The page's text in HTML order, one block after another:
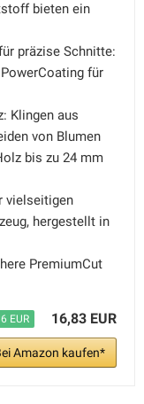
bieten ein
präzise Schnitte:
für
Klingen aus
von Blumen
bis zu 24 mm
vielseitigen
hergestellt in
PremiumCut
EUR 16,83 EUR
Amazon kaufen*